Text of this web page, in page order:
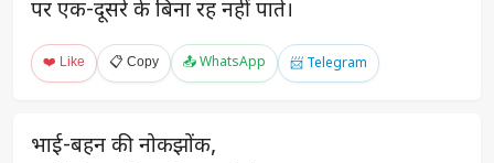
पर एक-दूसरे के बिना रह नहीं पाते।
❤️ Like 📋 Copy 📤 WhatsApp 📨 Telegram
भाई-बहन की नोकझोंक,